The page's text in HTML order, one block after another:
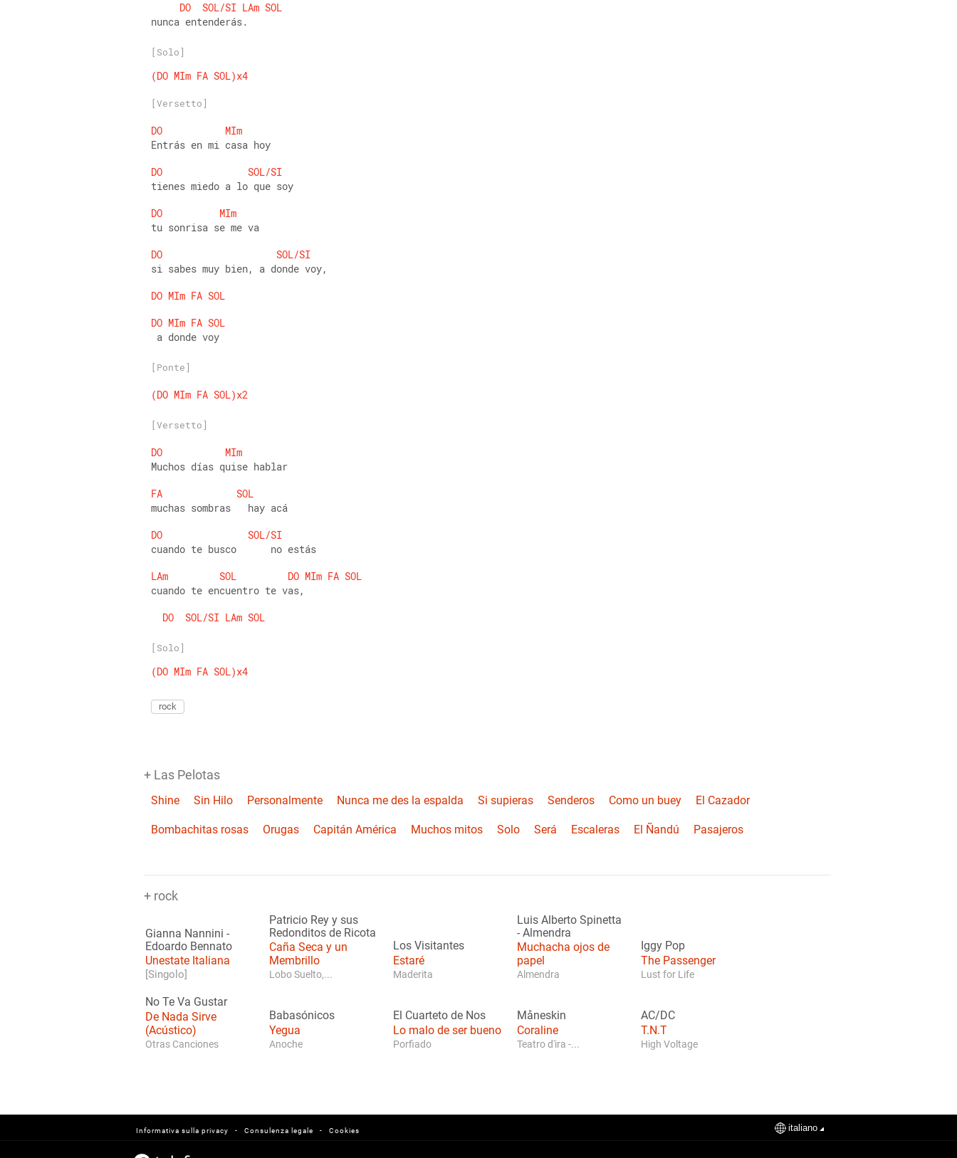
DO
SOL/SI LAm SOL
nunca entenderás.
[Solo]
(DO MIm FA SOL)x4
[Versetto]
DO
MIm
Entrás en mi casa hoy
DO
SOL/SI
tienes miedo a lo que soy
DO
MIm
tu sonrisa se me va
DO
SOL/SI
si sabes muy bien, a donde voy,
DO MIm FA SOL
DO MIm FA SOL
a donde voy
[Ponte]
(DO MIm FA SOL)x2
[Versetto]
DO
MIm
Muchos días quise hablar
FA
SOL
muchas sombras   hay acá
DO
SOL/SI
cuando te busco      no estás
LAm
SOL DO MIm FA SOL
cuando te encuentro te vas,
DO
SOL/SI LAm SOL
[Solo]
(DO MIm FA SOL)x4
rock
+ Las Pelotas
Shine Sin Hilo Personalmente Nunca me des la espalda Si supieras Senderos Como un buey El Cazador
Bombachitas rosas Orugas Capitán América Muchos mitos Solo Será Escaleras El Ñandú Pasajeros
+ rock
Gianna Nannini -
Edoardo Bennato
Unestate Italiana
[Singolo]
Patricio Rey y sus
Redonditos de Ricota
Caña Seca y un
Membrillo
Lobo Suelto,...
Los Visitantes
Estaré
Maderita
Luis Alberto Spinetta
- Almendra
Muchacha ojos de
papel
Almendra
Iggy Pop
The Passenger
Lust for Life
No Te Va Gustar
De Nada Sirve
(Acústico)
Otras Canciones
Babasónicos
Yegua
Anoche
El Cuarteto de Nos
Lo malo de ser bueno
Porfiado
Måneskin
Coraline
Teatro d'ira -...
AC/DC
T.N.T
High Voltage
Cookies
-
Consulenza legale
-
Informativa sulla privacy italiano